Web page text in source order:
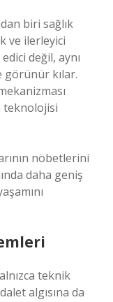
biri sağlık
ve ilerleyici
değil, aynı
görünür kılar.
teknolojisi
nöbetlerini
daha geniş
teknik
algısına da